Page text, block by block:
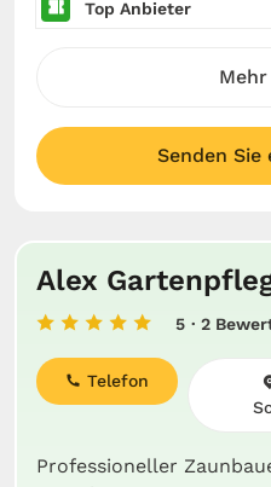
Top Anbieter
Senden Sie
Alex
5 · 2
Professioneller
Telefon